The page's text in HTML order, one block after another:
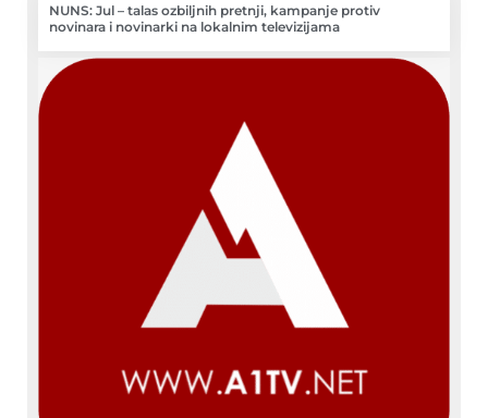
NUNS: Jul – talas ozbiljnih pretnji, kampanje protiv
novinara i novinarki na lokalnim televizijama